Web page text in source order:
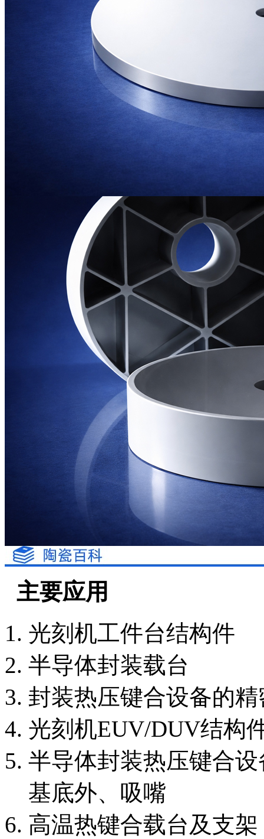
主要应用
光刻机工件台结构件
半导体封装载台
封装热压键合设备的
光刻机EUV/DUV结构
半导体封装热压键合
基底外、吸嘴
高温热键合载台及支架